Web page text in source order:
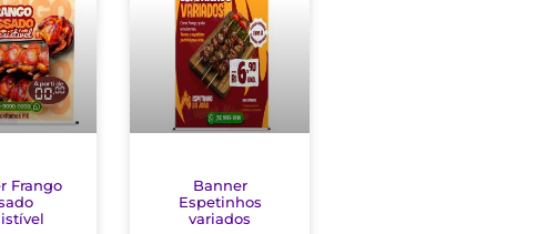
Frango
Banner
Espetinhos
variados